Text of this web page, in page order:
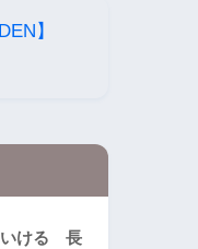
】
いける 長